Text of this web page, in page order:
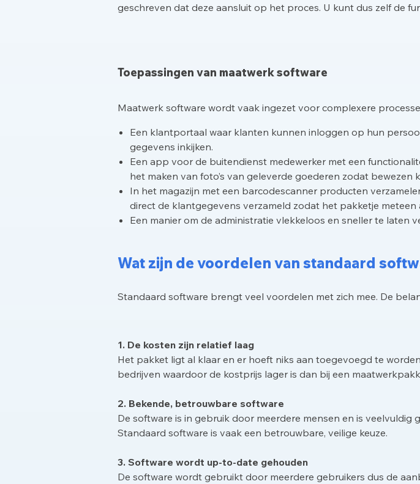
geschreven dat deze aansluit op het proces. U kunt dus zelf de
Toepassingen van maatwerk software
Maatwerk software wordt vaak ingezet voor complexere
Een klantportaal waar klanten kunnen inloggen op hun
gegevens inkijken.
Een app voor de buitendienst medewerker met een
het maken van foto’s van geleverde goederen zodat
In het magazijn met een barcodescanner producten
direct de klantgegevens verzameld zodat het pakketje meteen
Een manier om de administratie vlekkeloos en sneller te laten
Wat zijn de voordelen van standaard
Standaard software brengt veel voordelen met zich mee. De
1. De kosten zijn relatief laag
Het pakket ligt al klaar en er hoeft niks aan toegevoegd te
bedrijven waardoor de kostprijs lager is dan bij een
2. Bekende, betrouwbare software
De software is in gebruik door meerdere mensen en is
Standaard software is vaak een betrouwbare, veilige keuze.
3. Software wordt up-to-date gehouden
De software wordt gebruikt door meerdere gebruikers dus de